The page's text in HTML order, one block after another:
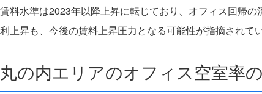
賃料水準は2023年以降上昇に転じており、オフィス回帰
利上昇も、今後の賃料上昇圧力となる可能性が指摘されてい
丸の内エリアのオフィス空室率